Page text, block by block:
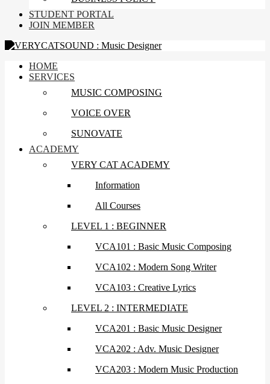
STUDENT PORTAL
JOIN MEMBER
HOME
SERVICES
MUSIC COMPOSING
VOICE OVER
SUNOVATE
ACADEMY
VERY CAT ACADEMY
Information
All Courses
LEVEL 1 : BEGINNER
VCA101 : Basic Music Composing
VCA102 : Modern Song Writer
VCA103 : Creative Lyrics
LEVEL 2 : INTERMEDIATE
VCA201 : Basic Music Designer
VCA202 : Adv. Music Designer
VCA203 : Modern Music Production